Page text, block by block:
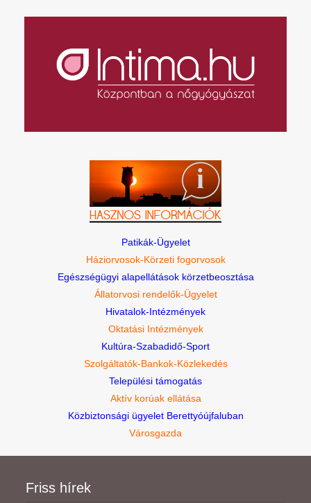
Patikák-Ügyelet
Háziorvosok-Körzeti fogorvosok
Egészségügyi alapellátások körzetbeosztása
Állatorvosi rendelők-Ügyelet
Hivatalok-Intézmények
Oktatási Intézmények
Kultúra-Szabadidő-Sport
Szolgáltatók-Bankok-Közlekedés
Települési támogatás
Aktív korúak ellátása
Közbiztonsági ügyelet Berettyóújfaluban
Városgazda
Friss hírek